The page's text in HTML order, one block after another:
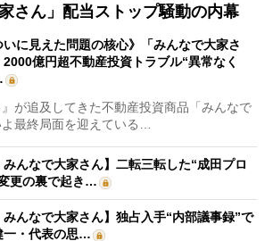
さん」配当ストップ騒動の内幕
いに見えた問題の核心》「みんなで大家さ
2000億円超不動産投資トラブル“異常なく
が追及してきた不動産投資商品「みんなで
最終局面を迎えている…
みんなで大家さん】二転三転した“成田プロ
更の裏で起き…
みんなで大家さん】独占入手“内部議事録”で
一・代表の思…